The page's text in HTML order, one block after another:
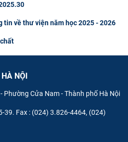
tin về thư viện năm học 2025 - 2026
NỘI
Phường Cửa Nam - Thành phố Hà Nội
39. Fax : (024) 3.826-4464, (024)